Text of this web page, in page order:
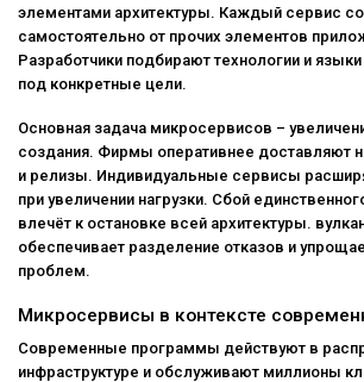
элементами архитектуры. Каждый сервис
самостоятельно от прочих элементов
Разработчики подбирают технологии и
под конкретные цели.
Основная задача микросервисов –
создания. Фирмы оперативнее доставляют
и релизы. Индивидуальные сервисы
при увеличении нагрузки. Сбой
влечёт к остановке всей архитектуры.
обеспечивает разделение отказов и
проблем.
Микросервисы в контексте
Современные программы действуют в
инфраструктуре и обслуживают миллионы